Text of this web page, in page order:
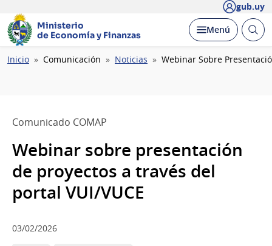
gub.uy
Ministerio
de Economía y Finanzas
Desplegar
Menú Abrir
Ruta
Inicio Comunicación Noticias Webinar Sobre
Comunicado COMAP
Webinar sobre presentación
de proyectos a través del
portal VUI/VUCE
03/02/2026